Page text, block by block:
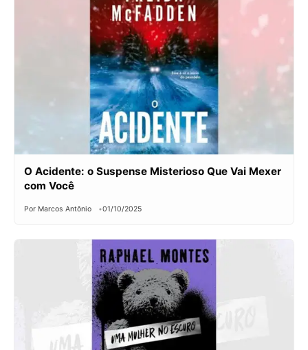
O Acidente: o Suspense Misterioso Que Vai Mexer
com Você
Por Marcos Antônio 01/10/2025